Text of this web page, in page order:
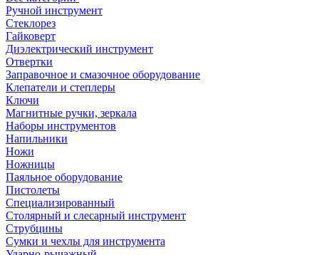
Ручной инструмент
Стеклорез
Гайковерт
Диэлектрический инструмент
Отвертки
Заправочное и смазочное оборудование
Клепатели и степлеры
Ключи
Магнитные ручки, зеркала
Наборы инструментов
Напильники
Ножи
Ножницы
Паяльное оборудование
Пистолеты
Специализированный
Столярный и слесарный инструмент
Струбцины
Сумки и чехлы для инструмента